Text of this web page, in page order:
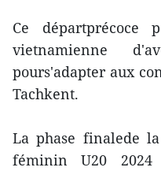
Ce départprécoce
vietnamienne
pours'adapter aux
Tachkent.
La phase finalede
féminin U20